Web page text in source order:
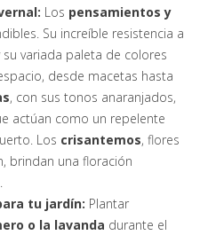
Los pensamientos y
Su increíble resistencia a
variada paleta de colores
desde macetas hasta
, con sus tonos anaranjados,
actúan como un repelente
Los crisantemos, flores
brindan una floración
tu jardín: Plantar
o la lavanda durante el